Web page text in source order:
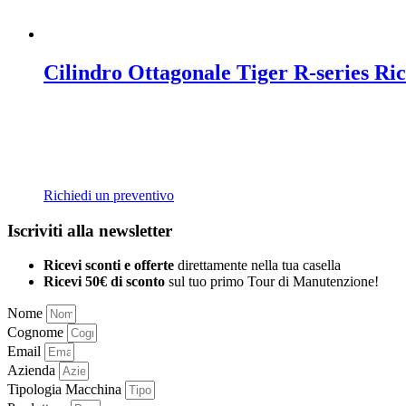
Cilindro Ottagonale Tiger R-series
Richiedi un preventivo
Iscriviti alla newsletter
Ricevi sconti e offerte direttamente nella tua casella
Ricevi 50€ di sconto sul tuo primo Tour di Manutenzione!
Nome
Cognome
Email
Azienda
Tipologia Macchina